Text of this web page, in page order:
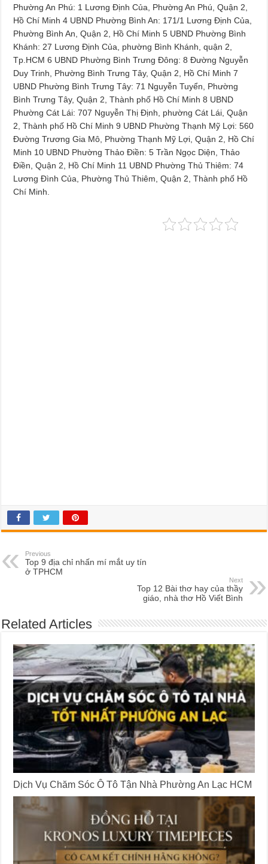
Phường An Phú: 1 Lương Định Của, Phường An Phú, Quận 2,
Hồ Chí Minh 4 UBND Phường Bình An: 171/1 Lương Định Của,
Phường Bình An, Quận 2, Hồ Chí Minh 5 UBND Phường Bình
Khánh: 27 Lương Định Của, phường Bình Khánh, quận 2,
Tp.HCM 6 UBND Phường Bình Trưng Đông: 8 Đường Nguyễn
Duy Trinh, Phường Bình Trưng Tây, Quận 2, Hồ Chí Minh 7
UBND Phường Bình Trưng Tây: 71 Nguyễn Tuyển, Phường
Bình Trưng Tây, Quận 2, Thành phố Hồ Chí Minh 8 UBND
Phường Cát Lái: 707 Nguyễn Thị Định, phường Cát Lái, Quận
2, Thành phố Hồ Chí Minh 9 UBND Phường Thạnh Mỹ Lợi: 560
Đường Trương Gia Mô, Phường Thạnh Mỹ Lợi, Quận 2, Hồ Chí
Minh 10 UBND Phường Thảo Điền: 5 Trần Ngọc Diện, Thảo
Điền, Quận 2, Hồ Chí Minh 11 UBND Phường Thủ Thiêm: 74
Lương Đình Của, Phường Thủ Thiêm, Quận 2, Thành phố Hồ
Chí Minh.
Previous
Top 9 địa chỉ nhấn mí mắt uy tín
ở TPHCM
Next
Top 12 Bài thơ hay của thầy
giáo, nhà thơ Hồ Viết Bình
Related Articles
Dịch Vụ Chăm Sóc Ô Tô Tận Nhà Phường An Lạc HCM